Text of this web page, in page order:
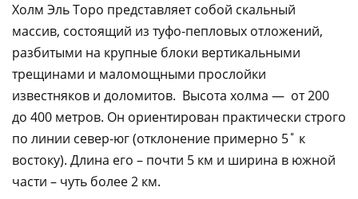
Холм Эль Торо представляет собой скальный
массив, состоящий из туфо-пепловых отложений,
разбитыми на крупные блоки вертикальными
трещинами и маломощными прослойки
известняков и доломитов. Высота холма — от 200
до 400 метров. Он ориентирован практически строго
по линии север-юг (отклонение примерно 5˚ к
востоку). Длина его – почти 5 км и ширина в южной
части – чуть более 2 км.